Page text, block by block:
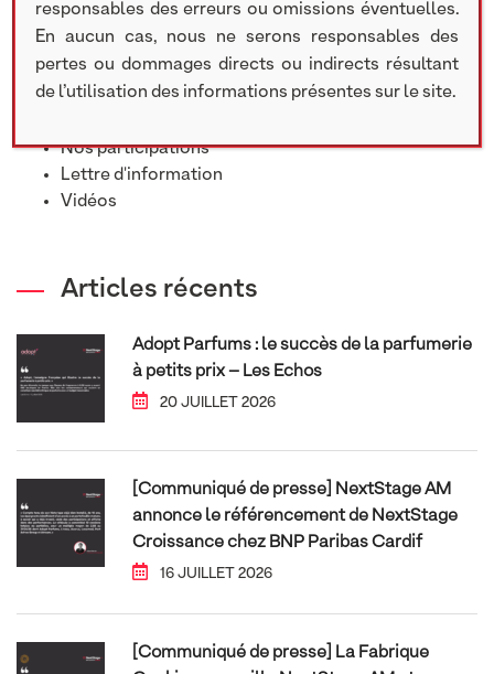
Catégories
Communiqué de presse
Nos participations
Lettre d'information
Vidéos
Articles récents
Adopt Parfums : le succès de la parfumerie
à petits prix – Les Echos
20 JUILLET 2026
[Communiqué de presse] NextStage AM
annonce le référencement de NextStage
Croissance chez BNP Paribas Cardif
16 JUILLET 2026
[Communiqué de presse] La Fabrique
responsables des erreurs ou omissions éventuelles.
En aucun cas, nous ne serons responsables des
pertes ou dommages directs ou indirects résultant
de l’utilisation des informations présentes sur le site.